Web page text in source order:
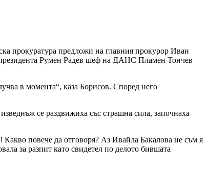
прокуратура предложи на главния прокурор Иван
президента Румен Радев шеф на ДАНС Пламен Тончев
в момента“, каза Борисов. Според него
се раздвижиха със страшна сила, започнаха
повече да отговоря? Аз Ивайла Бакалова не съм я
за разпит като свидетел по делото бившата